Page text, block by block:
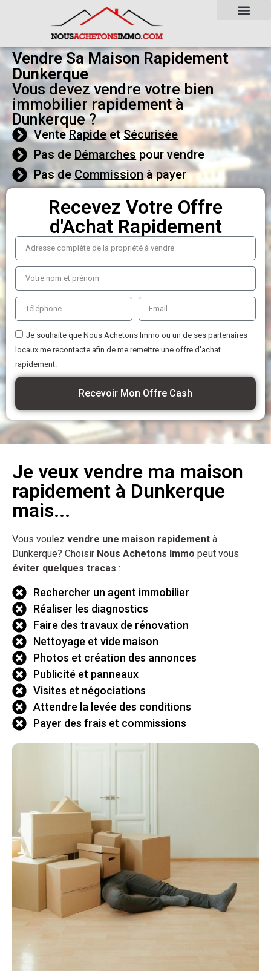
Vendre Sa Maison Rapidement
Dunkerque
Vous devez vendre votre bien
immobilier rapidement à
Dunkerque ?
VenteRapideetSécurisée
Pas de Démarches pour vendre
Pas de Commission à payer
Recevez Votre Offre
d'Achat Rapidement
Je souhaite que Nous Achetons Immo ou un de ses partenaires
locaux me recontacte afin de me remettre une offre d'achat
rapidement.
Recevoir Mon Offre Cash
Je veux vendre ma maison
rapidement à Dunkerque
mais...
Vous voulez vendre une maison rapidement à
Dunkerque? Choisir Nous Achetons Immo peut vous
éviter quelques tracas :
Rechercher un agent immobilier
Réaliser les diagnostics
Faire des travaux de rénovation
Nettoyage et vide maison
Photos et création des annonces
Publicité et panneaux
Visites et négociations
Attendre la levée des conditions
Payer des frais et commissions